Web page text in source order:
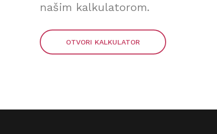
našim kalkulatorom.
OTVORI KALKULATOR